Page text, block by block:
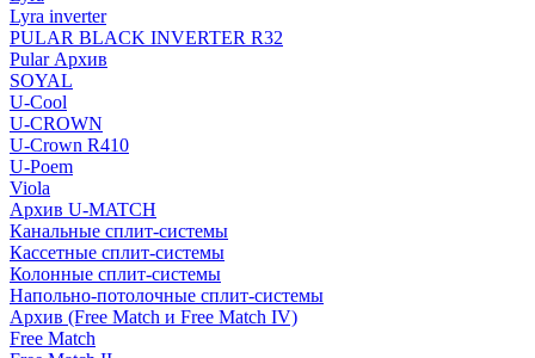
Lyra inverter
PULAR BLACK INVERTER R32
Pular Архив
SOYAL
U-Cool
U-CROWN
U-Crown R410
U-Poem
Viola
Архив U-MATCH
Канальные сплит-системы
Кассетные сплит-системы
Колонные сплит-системы
Напольно-потолочные сплит-системы
Архив (Free Match и Free Match IV)
Free Match